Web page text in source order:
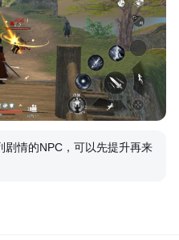
剧情的NPC，可以先提升再来